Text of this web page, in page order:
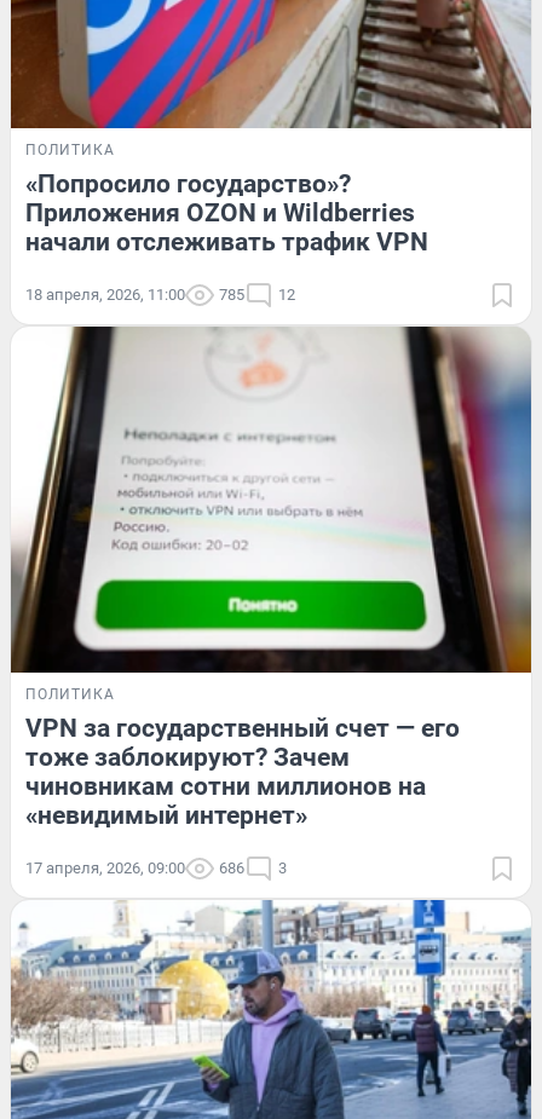
ПОЛИТИКА
«Попросило государство»?
Приложения OZON и Wildberries
начали отслеживать трафик VPN
18 апреля, 2026, 11:00 785 12
ПОЛИТИКА
VPN за государственный счет — его
тоже заблокируют? Зачем
чиновникам сотни миллионов на
«невидимый интернет»
17 апреля, 2026, 09:00 686 3